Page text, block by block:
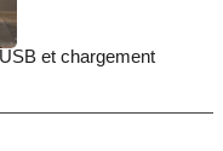
et chargement